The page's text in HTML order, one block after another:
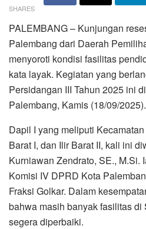
SHARES
PALEMBANG – ‎Kunjungan
Palembang dari Daerah
menyoroti kondisi fasilitas
kata layak. Kegiatan yang
Persidangan III Tahun 2025 ini
Palembang, Kamis (18/09/2025).
‎‎Dapil I yang meliputi
Barat I, dan Ilir Barat II, kali ini
Kurniawan Zendrato, SE., M.Si.
Komisi IV DPRD Kota
Fraksi Golkar. Dalam
bahwa masih banyak fasilitas
segera diperbaiki.